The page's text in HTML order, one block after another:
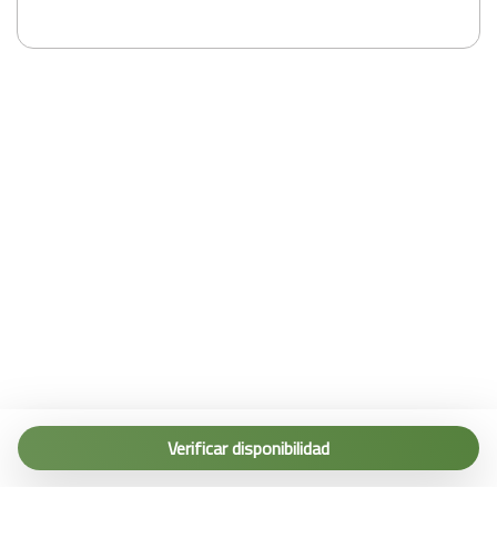
Verificar disponibilidad
Tel. (+39) 0187 1560067
info@terremarine.it
Scrivici su WhatsApp